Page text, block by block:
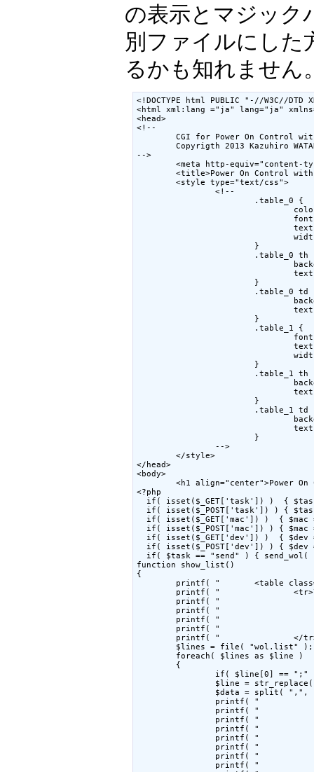
の表示とマジック
別ファイルにした
るかも知れません
<!DOCTYPE html PUBLIC "-//W3C//
<html xml:lang ="ja" lang="ja"
<head>
<!--
CGI for Power On Control
Copyrigth 2013 Kazuhiro
-->
<meta http-equiv="content-
<title>Power On Control
        <style type="text/css">
                <!--
                        .table_0 {
                        }
.table_0 th
                        }
.table_0 td
                        }
                        .table_1 {
                        }
.table_1 th
                        }
.table_1 td
                        }
                -->
        </style>
</head>
<body>
<h1 align="center">Power On
<?php
if( isset($_GET['task']) )  {
if( isset($_POST['task']) ) {
if( isset($_GET['mac']) )  { $mac
if( isset($_POST['mac']) ) { $mac
if( isset($_GET['dev']) )  { $dev
if( isset($_POST['dev']) ) { $dev
if( $task == "send" ) { send_wol(
function show_list()
{
printf( "       <table
printf( "
printf( "
printf( "
printf( "
printf( "
printf( "               </
        $lines = file( "wol.list" );
        foreach( $lines as $line )
        {
if( $line[0] == ";"
$line =
$data = split( ",",
printf( "
printf( "
printf( "
printf( "
printf( "
printf( "
printf( "
printf( "